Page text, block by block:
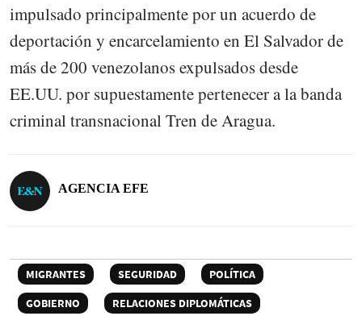
impulsado principalmente por un acuerdo de
deportación y encarcelamiento en El Salvador de
más de 200 venezolanos expulsados desde
EE.UU. por supuestamente pertenecer a la banda
criminal transnacional Tren de Aragua.
AGENCIA EFE
MIGRANTES SEGURIDAD
POLÍTICA
GOBIERNO
RELACIONES DIPLOMÁTICAS